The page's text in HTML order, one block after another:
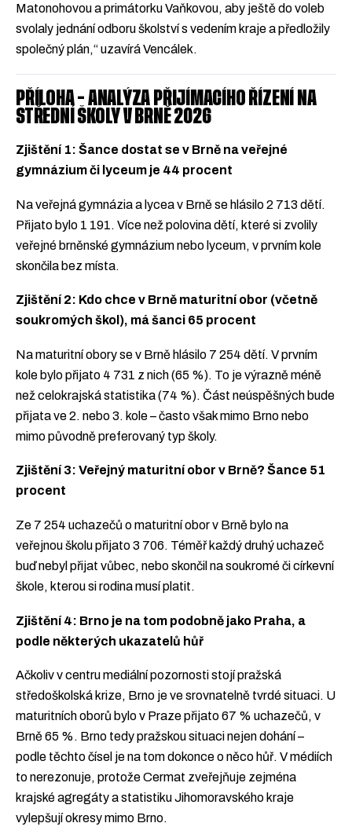
Matonohovou a primátorku Vaňkovou, aby ještě do voleb
svolaly jednání odboru školství s vedením kraje a předložily
společný plán,“ uzavírá Vencálek.
PŘÍLOHA – ANALÝZA PŘIJÍMACÍHO ŘÍZENÍ NA
STŘEDNÍ ŠKOLY V BRNĚ 2026
Zjištění 1: Šance dostat se v Brně na veřejné
gymnázium či lyceum je 44 procent
Na veřejná gymnázia a lycea v Brně se hlásilo 2 713 dětí.
Přijato bylo 1 191. Více než polovina dětí, které si zvolily
veřejné brněnské gymnázium nebo lyceum, v prvním kole
skončila bez místa.
Zjištění 2: Kdo chce v Brně maturitní obor (včetně
soukromých škol), má šanci 65 procent
Na maturitní obory se v Brně hlásilo 7 254 dětí. V prvním
kole bylo přijato 4 731 z nich (65 %). To je výrazně méně
než celokrajská statistika (74 %). Část neúspěšných bude
přijata ve 2. nebo 3. kole – často však mimo Brno nebo
mimo původně preferovaný typ školy.
Zjištění 3: Veřejný maturitní obor v Brně? Šance 51
procent
Ze 7 254 uchazečů o maturitní obor v Brně bylo na
veřejnou školu přijato 3 706. Téměř každý druhý uchazeč
buď nebyl přijat vůbec, nebo skončil na soukromé či církevní
škole, kterou si rodina musí platit.
Zjištění 4: Brno je na tom podobně jako Praha, a
podle některých ukazatelů hůř
Ačkoliv v centru mediální pozornosti stojí pražská
středoškolská krize, Brno je ve srovnatelně tvrdé situaci. U
maturitních oborů bylo v Praze přijato 67 % uchazečů, v
Brně 65 %. Brno tedy pražskou situaci nejen dohání –
podle těchto čísel je na tom dokonce o něco hůř. V médiích
to nerezonuje, protože Cermat zveřejňuje zejména
krajské agregáty a statistiku Jihomoravského kraje
vylepšují okresy mimo Brno.